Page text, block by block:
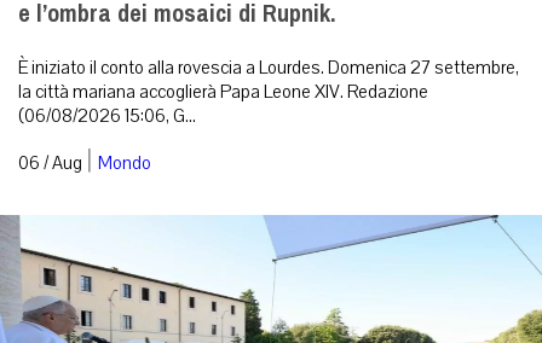
e l’ombra dei mosaici di Rupnik.
È iniziato il conto alla rovescia a Lourdes. Domenica 27 settembre,
la città mariana accoglierà Papa Leone XIV. Redazione
(06/08/2026 15:06, G...
06 / Aug | Mondo